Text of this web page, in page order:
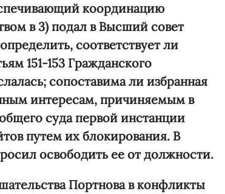
координацию
в 3) подал в Высший совет
соответствует ли
151-153 Гражданского
сопоставима ли избранная
интересам, причиняемым в
суда первой инстанции
путем их блокирования. В
освободить ее от должности.
Портнова в конфликты